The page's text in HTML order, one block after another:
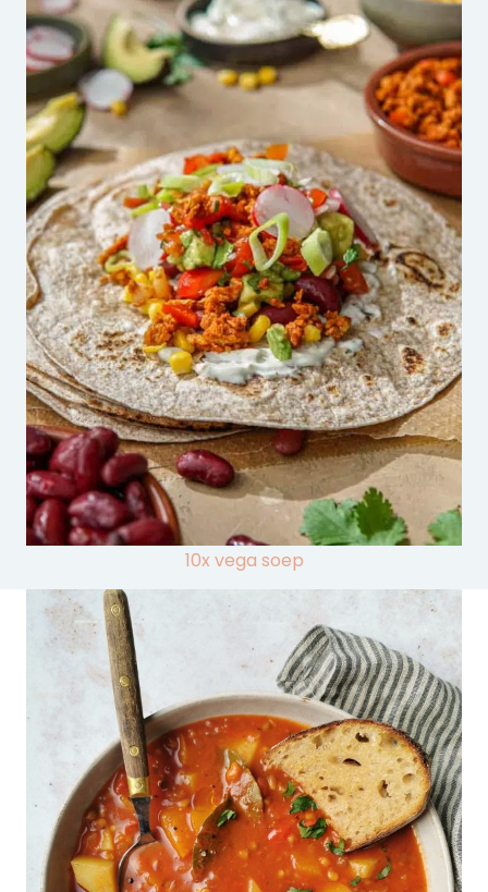
10x vega soep